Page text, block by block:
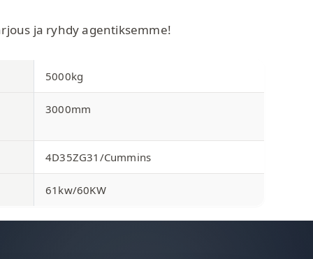
ja ryhdy agentiksemme!
5000kg
3000mm
4D35ZG31/Cummins
61kw/60KW